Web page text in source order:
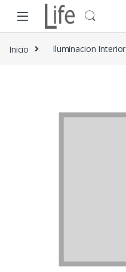
Skip to navigation
Skip to content
Inicio Iluminacion Interior